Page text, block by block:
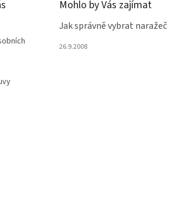
Mohlo by Vás zajímat
Jak správně vybrat naražeč
26.9.2008